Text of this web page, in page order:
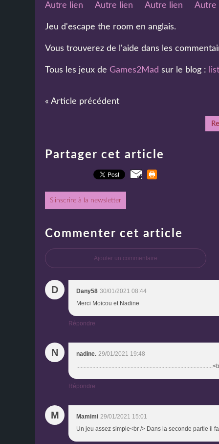
Autre lien Autre lien Autre lien Autre
Jeu d'escape the room en anglais.
Vous trouverez de l'aide dans les
Tous les jeux de Games2Mad sur le blog :
« Article précédent
Partager cet article
S'inscrire à la newsletter
Commenter cet article
Ajouter un commentaire
D Dany58 30/01/2021 08:44
Merci Moicou et Nadine
Répondre
N nadine. 29/01/2021 19:48
Répondre
M Mamimi 29/01/2021 15:01
Un jeu assez simple<br /> Dans la seconde partie il